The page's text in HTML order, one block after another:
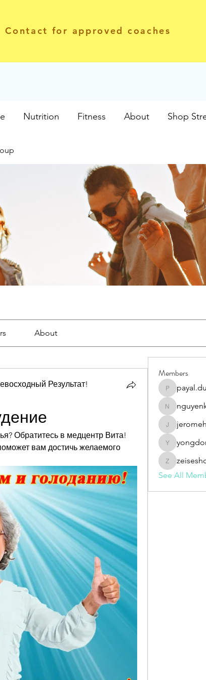
Contact for approved coaches
Nutrition Fitness About Shop
About
Результат!
Обратитесь в медцентр Вита!
вам достичь желаемого
Members
payal.durge
jeromeholan
yongdorable
zeiseshotteiq
See All